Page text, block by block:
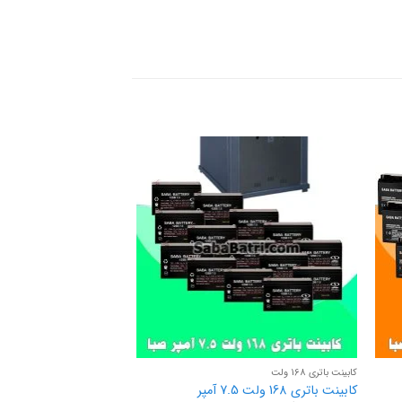
کابینت باتری 168 ولت
کابینت باتری 168 ولت 7.5 آمپر